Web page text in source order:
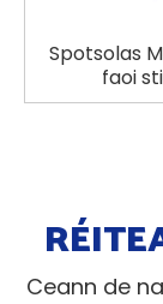
Spotsolas
faoi
Ceann de